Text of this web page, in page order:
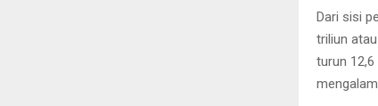
Dari sisi
triliun
turun 12,6